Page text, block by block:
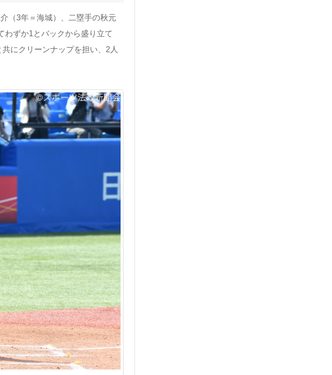
（3年＝海城）、二塁手の秋元
わずか1とバックから盛り立て
にクリーンナップを担い、2人